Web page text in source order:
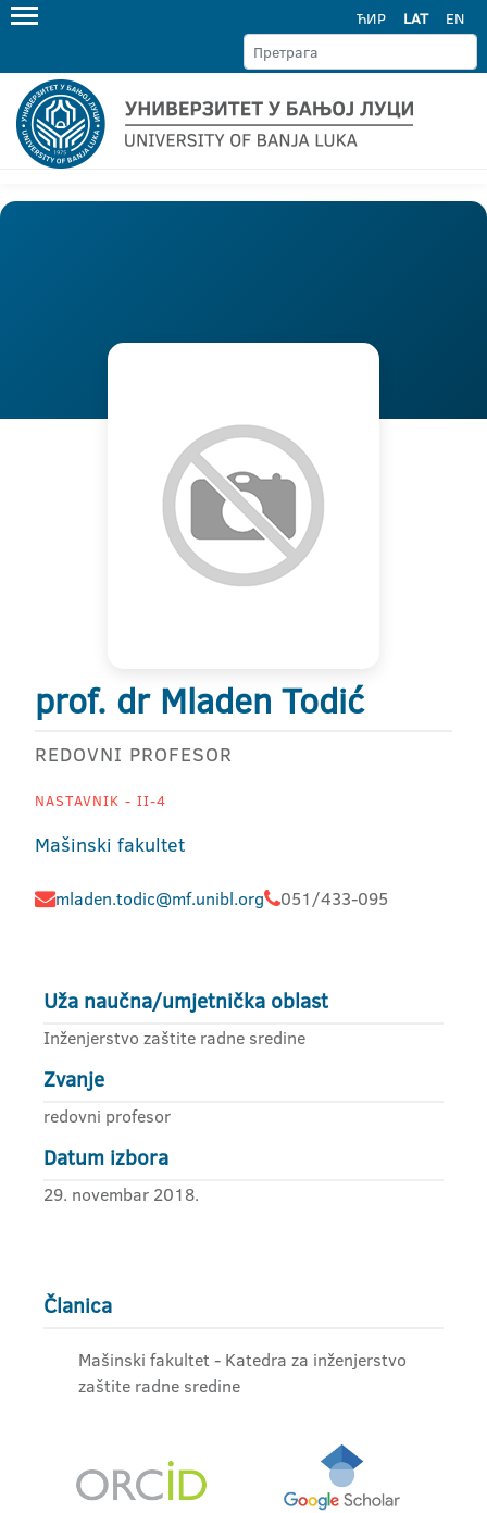
ЋИР LAT EN
prof. dr Mladen Todić
REDOVNI PROFESOR
NASTAVNIK - II-4
Mašinski fakultet
mladen.todic@mf.unibl.org 051/433-095
Uža naučna/umjetnička oblast
Inženjerstvo zaštite radne sredine
Zvanje
redovni profesor
Datum izbora
29. novembar 2018.
Članica
Mašinski fakultet - Katedra za inženjerstvo
zaštite radne sredine